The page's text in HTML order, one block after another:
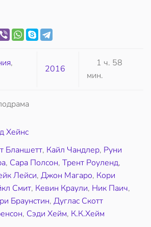
,
2016
1 ч. 58
мин.
Хейнс
Бланшетт, Кайл Чандлер, Руни
, Сара Полсон, Трент Роуленд,
Лейси, Джон Магаро, Кори
Смит, Кевин Краули, Ник Паич,
Браунстин, Дуглас Скотт
, Сэди Хейм, К.К.Хейм